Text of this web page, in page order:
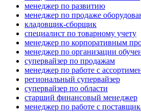
менеджер по развитию
менеджер по продаже
кладовщик-сборщик
специалист по товарному учету
менеджер по корпоративным
менеджер по организации
супервайзер по продажам
менеджер по работе с
региональный супервайзер
супервайзер по области
старший финансовый менеджер
менеджер по работе с